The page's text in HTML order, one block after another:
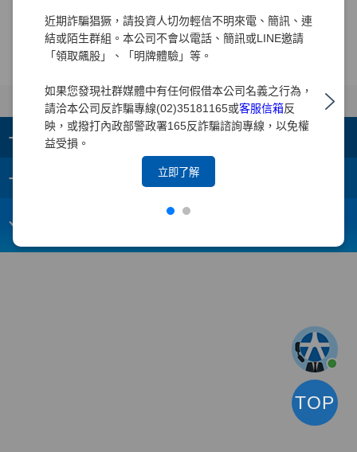
近期詐騙猖獗，請投資人切勿輕信不明來電、簡訊、連
結或陌生群組。本公司不會以電話、簡訊或LINE邀請
「領取飆股」、「明牌體驗」等。
如果您發現社群媒體中有任何假借本公司名義之行為，
請洽本公司反詐騙專線(02)35181165或客服信箱反
映，或撥打內政部警政署165反詐騙諮詢專線，以免權
益受損。
立即了解
+ 集團成員
+
webmaster@yuanta.com
TOP